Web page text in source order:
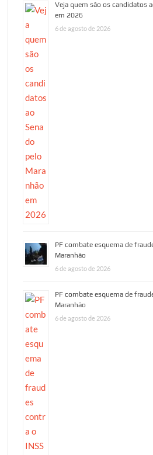
Veja quem são os candidatos
em 2026
6 de agosto de 2026
PF combate esquema de
Maranhão
6 de agosto de 2026
PF combate esquema de
Maranhão
6 de agosto de 2026